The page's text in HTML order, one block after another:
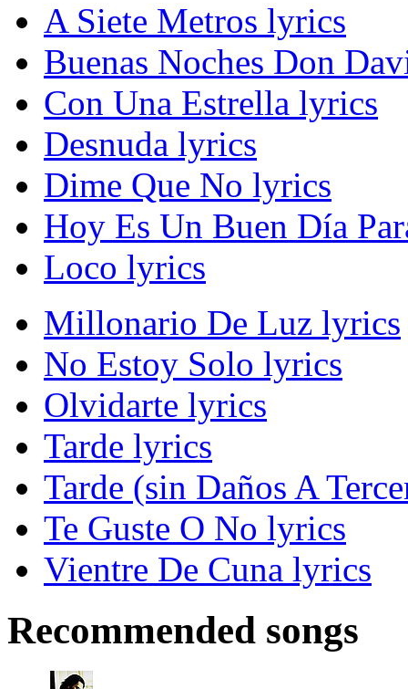
A Siete Metros lyrics
Buenas Noches Don
Con Una Estrella lyrics
Desnuda lyrics
Dime Que No lyrics
Hoy Es Un Buen Día
Loco lyrics
Millonario De Luz lyrics
No Estoy Solo lyrics
Olvidarte lyrics
Tarde lyrics
Tarde (sin Daños A
Te Guste O No lyrics
Vientre De Cuna lyrics
Recommended songs